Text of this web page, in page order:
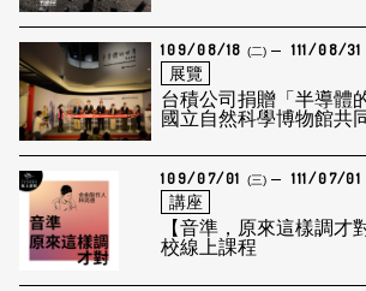
109/08/18 (二) 111/08/31
展覽
台積公司捐贈「半導體
國立自然科學博物館共
109/07/01 (三) 111/07/01
講座
【音準，原來這樣調才
校線上課程